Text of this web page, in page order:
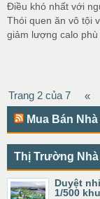
Điều khó nhất với
Thói quen ăn vô tội
giảm lượng calo
Trang 2 của 7 «
Mua Bán
Thị Trường
Duyệt
1/500